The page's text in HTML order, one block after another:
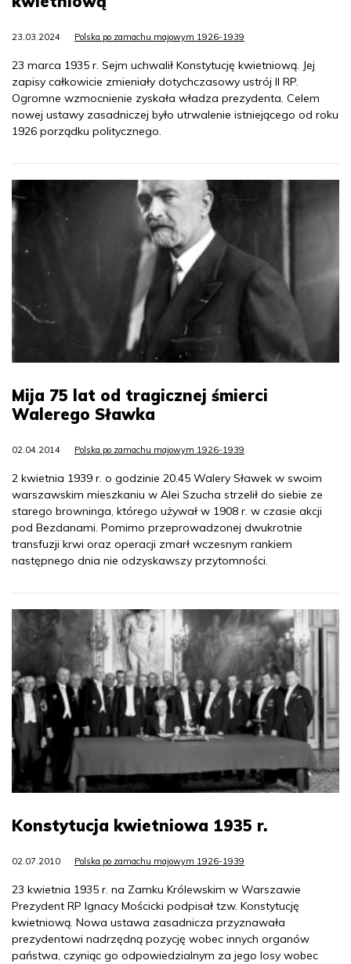
23.03.2024 Polska po zamachu majowym 1926-1939
23 marca 1935 r. Sejm uchwalił Konstytucję kwietniową. Jej
zapisy całkowicie zmieniały dotychczasowy ustrój II RP.
Ogromne wzmocnienie zyskała władza prezydenta. Celem
nowej ustawy zasadniczej było utrwalenie istniejącego od roku
1926 porządku politycznego.
Mija 75 lat od tragicznej śmierci
Walerego Sławka
02.04.2014 Polska po zamachu majowym 1926-1939
2 kwietnia 1939 r. o godzinie 20.45 Walery Sławek w swoim
warszawskim mieszkaniu w Alei Szucha strzelił do siebie ze
starego browninga, którego używał w 1908 r. w czasie akcji
pod Bezdanami. Pomimo przeprowadzonej dwukrotnie
transfuzji krwi oraz operacji zmarł wczesnym rankiem
następnego dnia nie odzyskawszy przytomności.
Konstytucja kwietniowa 1935 r.
02.07.2010 Polska po zamachu majowym 1926-1939
23 kwietnia 1935 r. na Zamku Królewskim w Warszawie
Prezydent RP Ignacy Mościcki podpisał tzw. Konstytucję
kwietniową. Nowa ustawa zasadnicza przyznawała
prezydentowi nadrzędną pozycję wobec innych organów
państwa, czyniąc go odpowiedzialnym za jego losy wobec